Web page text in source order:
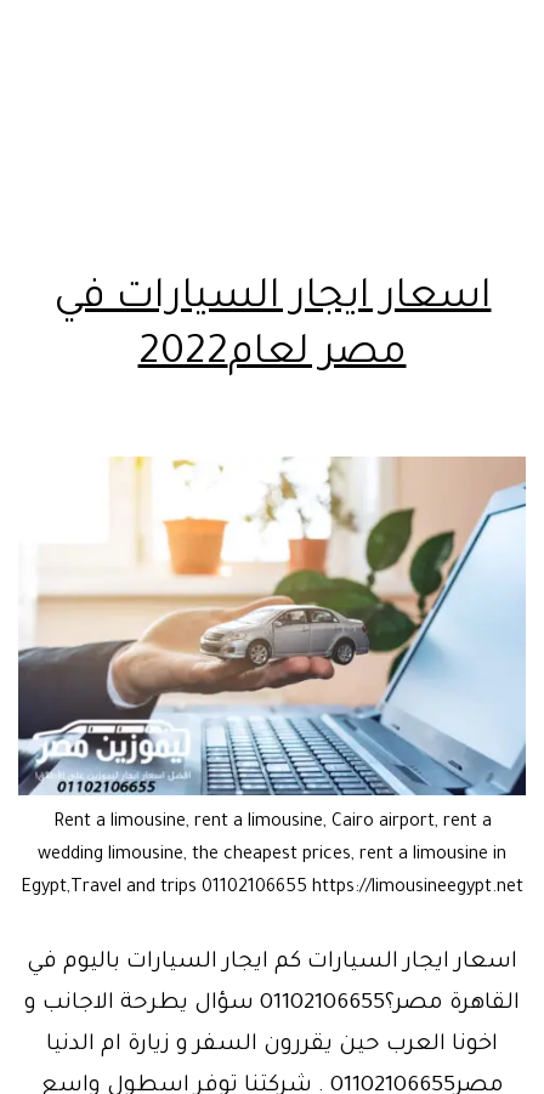
اسعار ايجار السيارات في
مصر لعام2022
Rent a limousine, rent a limousine, Cairo airport, rent a
wedding limousine, the cheapest prices, rent a limousine in
Egypt,Travel and trips 01102106655 https://limousineegypt.net
اسعار ايجار السيارات كم ايجار السيارات باليوم في
القاهرة مصر؟01102106655 سؤال يطرحة الاجانب و
اخونا العرب حين يقررون السفر و زيارة ام الدنيا
مصر01102106655 . شركتنا توفر اسطول واسع